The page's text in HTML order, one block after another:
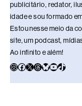
publicitário, redator,
idade e sou formado
Estou nesse meio da
site, um podcast,
Ao infinito e além!